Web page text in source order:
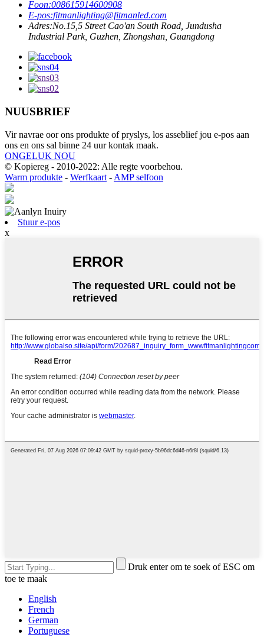
Foon:008615914600908
E-pos:fitmanlighting@fitmanled.com
Adres:No.15,5 Street Cao'an South Road, Jundusha
Industrial Park, Guzhen, Zhongshan, Guangdong
NUUSBRIEF
Vir navrae oor ons produkte of pryslys, los asseblief jou e-pos aan
ons en ons sal binne 24 uur kontak maak.
ONGELUK NOU
© Kopiereg - 2010-2022: Alle regte voorbehou.
Warm produkte - Werfkaart - AMP selfoon
Stuur e-pos
x
Druk enter om te soek of ESC om
toe te maak
English
French
German
Portuguese